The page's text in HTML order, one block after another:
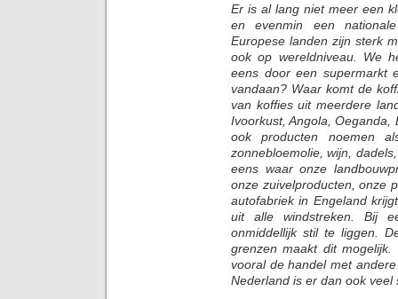
Er is al lang niet meer een
en evenmin een
Europese landen zijn sterk
ook op wereldniveau. We
eens door een supermarkt
vandaan? Waar komt de
van koffies uit meerdere
Ivoorkust, Angola,
ook producten noemen
zonnebloemolie, wijn,
eens waar onze
onze zuivelproducten, onze
autofabriek in Engeland
uit alle windstreken. Bij
onmiddellijk stil te liggen.
grenzen maakt dit
vooral de handel met
Nederland is er dan ook